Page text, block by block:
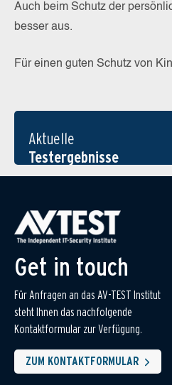
Auch beim Schutz der
besser aus.
Für einen guten Schutz von
Aktuelle
Testergebnisse
Get in touch
Für Anfragen an das AV-TEST Institut
steht Ihnen das nachfolgende
Kontaktformular zur Verfügung.
ZUM KONTAKTFORMULAR